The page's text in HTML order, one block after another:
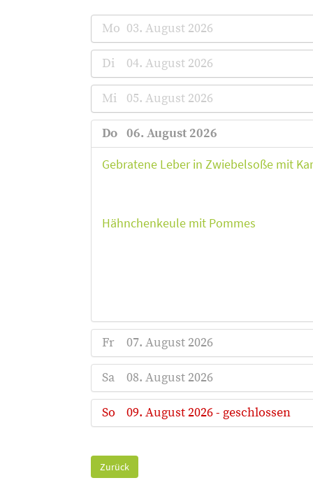
Mo 03. August 2026
Di 04. August 2026
Mi 05. August 2026
Do 06. August 2026
Gebratene Leber in Zwiebelsoße mit
Hähnchenkeule mit Pommes
Fr 07. August 2026
Sa 08. August 2026
So 09. August 2026 - geschlossen
Zurück